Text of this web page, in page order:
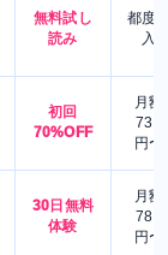
無料試し
読み
都度
入
初回
70%OFF
月額
730
円〜
30日無料
体験
月額
780
円〜